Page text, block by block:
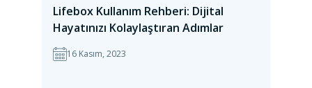
Lifebox Kullanım Rehberi: Dijital
Hayatınızı Kolaylaştıran Adımlar
16 Kasım, 2023